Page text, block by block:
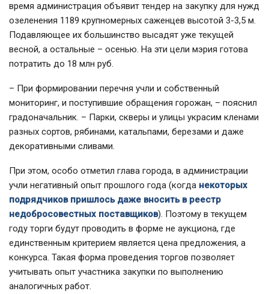
время администрация объявит тендер на закупку для нужд
озеленения 1189 крупномерных саженцев высотой 3-3,5 м.
Подавляющее их большинство высадят уже текущей
весной, а остальные – осенью. На эти цели мэрия готова
потратить до 18 млн руб.
– При формировании перечня учли и собственный
мониторинг, и поступившие обращения горожан, – пояснил
градоначальник. – Парки, скверы и улицы украсим кленами
разных сортов, рябинами, катальпами, березами и даже
декоративными сливами.
При этом, особо отметил глава города, в администрации
учли негативный опыт прошлого года (когда некоторых
подрядчиков пришлось даже вносить в реестр
недобросовестных поставщиков). Поэтому в текущем
году торги будут проводить в форме не аукциона, где
единственным критерием является цена предложения, а
конкурса. Такая форма проведения торгов позволяет
учитывать опыт участника закупки по выполнению
аналогичных работ.